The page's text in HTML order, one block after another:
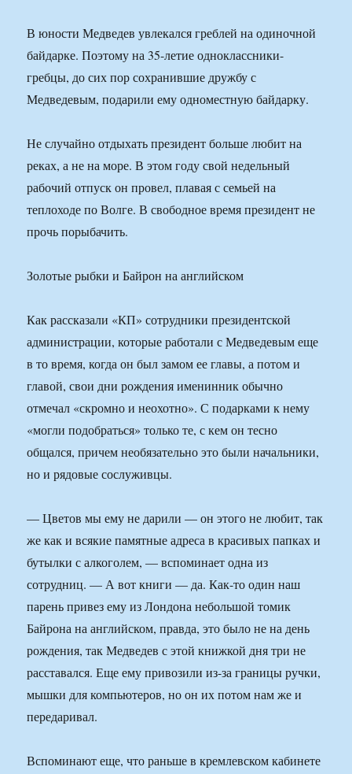
В юности Медведев увлекался греблей на одиночной
байдарке. Поэтому на 35-летие одноклассники-
гребцы, до сих пор сохранившие дружбу с
Медведевым, подарили ему одноместную байдарку.
Не случайно отдыхать президент больше любит на
реках, а не на море. В этом году свой недельный
рабочий отпуск он провел, плавая с семьей на
теплоходе по Волге. В свободное время президент не
прочь порыбачить.
Золотые рыбки и Байрон на английском
Как рассказали «КП» сотрудники президентской
администрации, которые работали с Медведевым еще
в то время, когда он был замом ее главы, а потом и
главой, свои дни рождения именинник обычно
отмечал «скромно и неохотно». С подарками к нему
«могли подобраться» только те, с кем он тесно
общался, причем необязательно это были начальники,
но и рядовые сослуживцы.
— Цветов мы ему не дарили — он этого не любит, так
же как и всякие памятные адреса в красивых папках и
бутылки с алкоголем, — вспоминает одна из
сотрудниц. — А вот книги — да. Как-то один наш
парень привез ему из Лондона небольшой томик
Байрона на английском, правда, это было не на день
рождения, так Медведев с этой книжкой дня три не
расставался. Еще ему привозили из-за границы ручки,
мышки для компьютеров, но он их потом нам же и
передаривал.
Вспоминают еще, что раньше в кремлевском кабинете